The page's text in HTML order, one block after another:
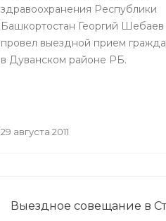
здравоохранения Республики
Башкортостан Георгий Шебаев
провел выездной прием
в Дуванском районе РБ.
29 августа 2011
Выездное совещание в